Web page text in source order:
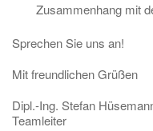
Zusammenhang mit
Sprechen Sie uns an!
Mit freundlichen Grüßen
Dipl.-Ing. Stefan
Teamleiter